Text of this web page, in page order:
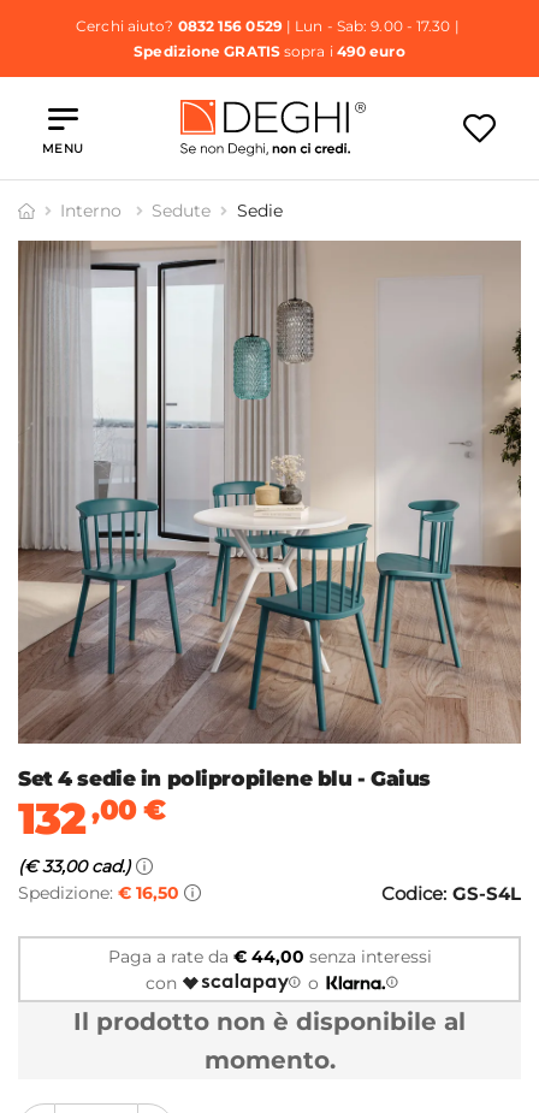
Cerchi aiuto? 0832 156 0529| Lun - Sab: 9.00 - 17.30 |
Spedizione GRATISsopra i 490 euro
MENU
Interno Sedute Sedie
Set 4 sedie in polipropilene blu - Gaius
132,00€
(€ 33,00 cad.)
Spedizione: € 16,50 Codice: GS-S4L
Paga a rate da € 44,00 senza interessi
con
o
Il prodotto non è disponibile al
momento.